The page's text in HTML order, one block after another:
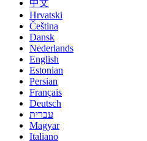
中文
Hrvatski
Čeština
Dansk
Nederlands
English
Estonian
Persian
Français
Deutsch
עברית
Magyar
Italiano